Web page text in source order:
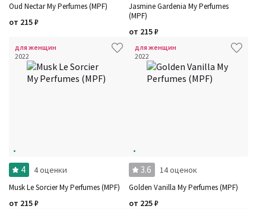
Oud Nectar My Perfumes (MPF)
от 215₽
Jasmine Gardenia My Perfumes
(MPF)
от 215₽
для женщин
2022
4 4 оценки
Musk Le Sorcier My Perfumes (MPF)
от 215₽
для женщин
2022
3.6 14 оценок
Golden Vanilla My Perfumes (MPF)
от 225₽